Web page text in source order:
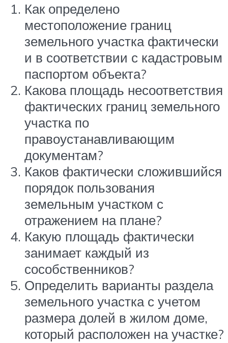
Как определено
местоположение границ
земельного участка фактически
и в соответствии с кадастровым
паспортом объекта?
Какова площадь несоответствия
фактических границ земельного
участка по
правоустанавливающим
документам?
Каков фактически сложившийся
порядок пользования
земельным участком с
отражением на плане?
Какую площадь фактически
занимает каждый из
сособственников?
Определить варианты раздела
земельного участка с учетом
размера долей в жилом доме,
который расположен на участке?